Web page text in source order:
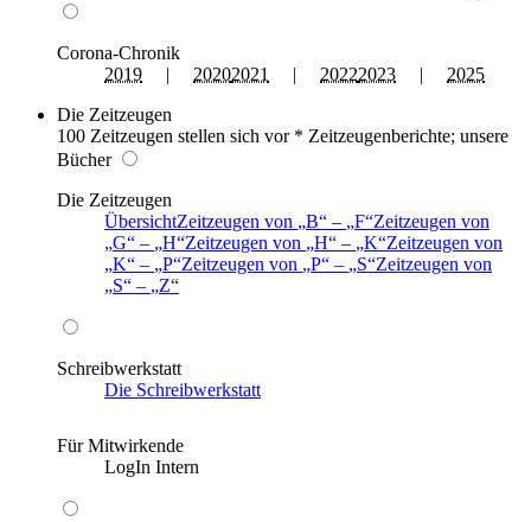
Corona-Chronik
2019 | 20202021 | 20222023 | 2025
Die Zeitzeugen
100 Zeitzeugen stellen sich vor * Zeitzeugenberichte; unsere
Bücher
Die Zeitzeugen
ÜbersichtZeitzeugen von B – F Zeitzeugen von
G
– H Zeitzeugen von H – K Zeitzeugen von
K
– P Zeitzeugen von P – S Zeitzeugen von
S
– Z
Schreibwerkstatt
Die Schreibwerkstatt
Für Mitwirkende
LogIn Intern